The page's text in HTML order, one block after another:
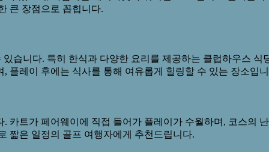
큰 장점으로 꼽힙니다.
습니다. 특히 한식과 다양한 요리를 제공하는 클럽하우스
플레이 후에는 식사를 통해 여유롭게 힐링할 수 있는 장소입
카트가 페어웨이에 직접 들어가 플레이가 수월하며, 코스의
짧은 일정의 골프 여행자에게 추천드립니다.